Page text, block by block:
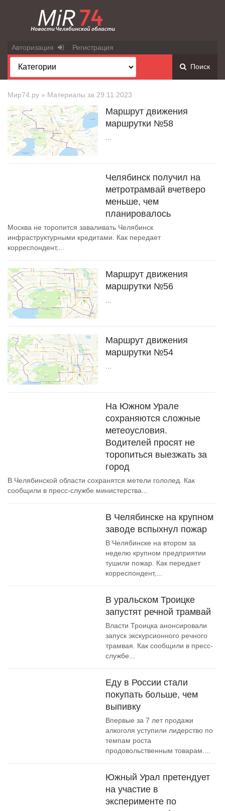
Авторизация Регистрация
Поиск
Мир74.ру » Материалы за 29.11.2023
Маршрут движения
маршрутки №58
Челябинск получил на
метротрамвай вчетверо
меньше, чем
планировалось
Москва не торопится заваливать Челябинск
инфраструктурными кредитами. Как передает
корреспондент,...
Маршрут движения
маршрутки №56
Маршрут движения
маршрутки №54
На Южном Урале
сохраняются сложные
метеоусловия.
Водителей просят не
торопиться выезжать за
город
В Челябинской области сохранятся метели гололед. Как
сообщили в пресс-службе министерства...
В Челябинске на крупном
заводе вспыхнул пожар
В Челябинске на втором за
неделю крупном предприятии
тушили пожар. Как передает
корреспондент,...
В уральском Троицке
запустят речной трамвай
Власти Троицка анонсировали
запуск экскурсионного речного
трамвая. Как сообщили в пресс-
службе...
Еду в России стали
покупать больше, чем
выпивку
Впервые за 7 лет продажи
алкоголя уступили лидерство по
темпам роста
продовольственным товарам....
Южный Урал претендует
на участие в
эксперименте по